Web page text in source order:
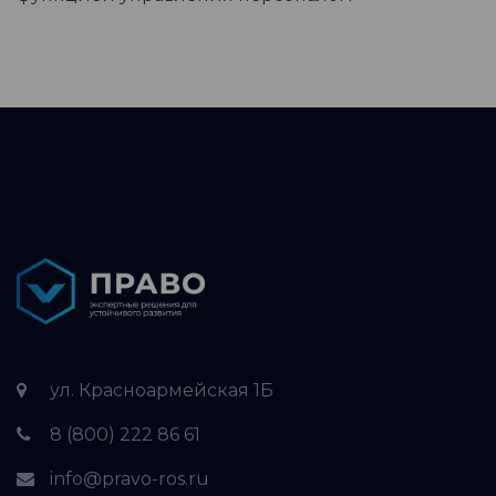
ул. Красноармейская 1Б
8 (800) 222 86 61
info@pravo-ros.ru